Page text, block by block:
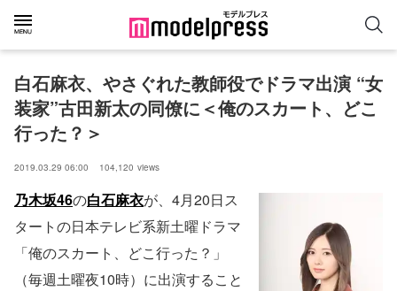
白石麻衣、やさぐれた教師役でドラマ出演 “女
装家”古田新太の同僚に＜俺のスカート、どこ
行った？＞
2019.03.29 06:00 104,120 views
乃木坂46の白石麻衣が、4月20日ス
タートの日本テレビ系新土曜ドラマ
「俺のスカート、どこ行った？」
（毎週土曜夜10時）に出演すること